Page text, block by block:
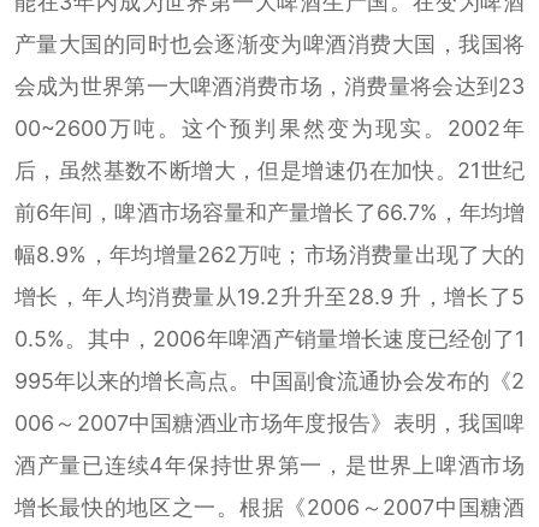
产量大国的同时也会逐渐变为啤酒消费大国，我国将
会成为世界第一大啤酒消费市场，消费量将会达到23
00~2600万吨。这个预判果然变为现实。2002年
后，虽然基数不断增大，但是增速仍在加快。21世纪
前6年间，啤酒市场容量和产量增长了66.7%，年均增
幅8.9%，年均增量262万吨；市场消费量出现了大的
增长，年人均消费量从19.2升升至28.9 升，增长了5
0.5%。其中，2006年啤酒产销量增长速度已经创了1
995年以来的增长高点。中国副食流通协会发布的《2
006～2007中国糖酒业市场年度报告》表明，我国啤
酒产量已连续4年保持世界第一，是世界上啤酒市场
增长最快的地区之一。根据《2006～2007中国糖酒